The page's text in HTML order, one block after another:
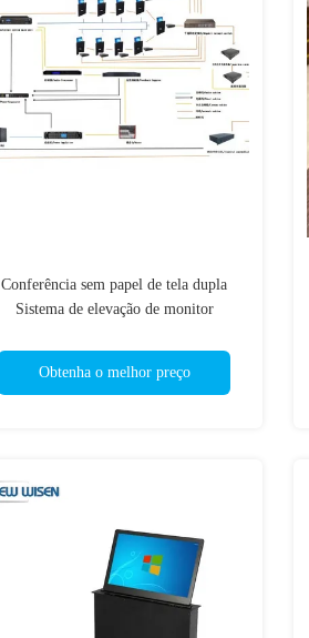
Conferência sem papel de tela dupla
Sistema de elevação de monitor
Obtenha o melhor preço